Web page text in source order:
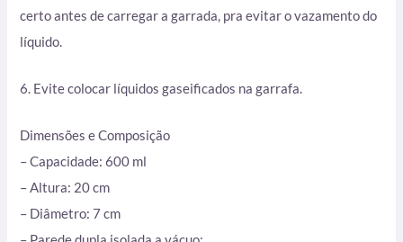
certo antes de carregar a garrada, pra evitar o vazamento do
líquido.
6. Evite colocar líquidos gaseificados na garrafa.
Dimensões e Composição
– Capacidade: 600 ml
– Altura: 20 cm
– Diâmetro: 7 cm